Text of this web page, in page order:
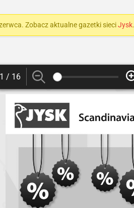
Zobacz aktualne gazetki sieciJysk.
1 / 16